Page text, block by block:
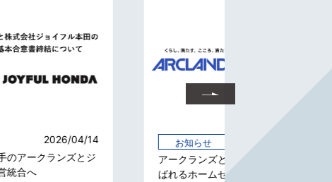
2026/04/14
お知らせ
アークランズとNEC、「お客さまから選
ばれるホームセンター」に向けて共通会